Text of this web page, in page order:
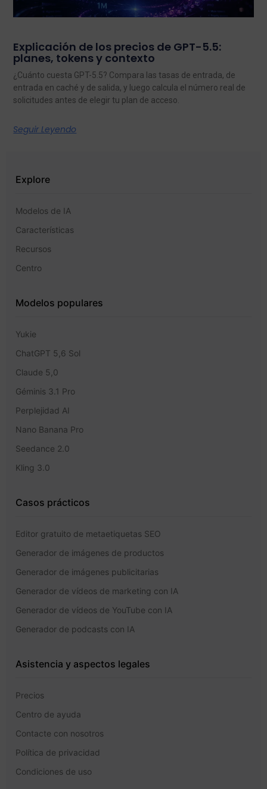
Explicación de los precios de GPT-5.5:
planes, tokens y contexto
¿Cuánto cuesta GPT-5.5? Compara las tasas de entrada, de
entrada en caché y de salida, y luego calcula el número real de
solicitudes antes de elegir tu plan de acceso.
Seguir Leyendo
Explore
Modelos de IA
Características
Recursos
Centro
Modelos populares
Yukie
ChatGPT 5,6 Sol
Claude 5,0
Géminis 3.1 Pro
Perplejidad AI
Nano Banana Pro
Seedance 2.0
Kling 3.0
Casos prácticos
Editor gratuito de metaetiquetas SEO
Generador de imágenes de productos
Generador de imágenes publicitarias
Generador de vídeos de marketing con IA
Generador de vídeos de YouTube con IA
Generador de podcasts con IA
Asistencia y aspectos legales
Precios
Centro de ayuda
Contacte con nosotros
Política de privacidad
Condiciones de uso